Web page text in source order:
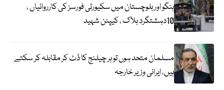
ہنگو اور بلوچستان میں سکیورٹی فورسز کی کارروائیاں ،
10دہشتگرد ہلاک ، کیپٹن شہید
مسلمان متحد ہوں تو ہر چیلنج کا ڈٹ کر مقابلہ کر سکتے
ہیں، ایرانی وزیر خارجہ